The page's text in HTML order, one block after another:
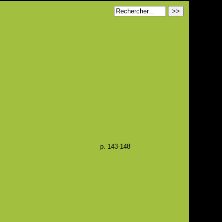
p. 143-148